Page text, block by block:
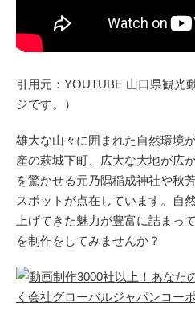
引用元：YOUTUBE 山口県観光
ジです。）
雄大な山々に囲まれた自然環境
産の萩城下町、広大な大地が広
を驚かせる元乃隅稲成神社や秋
スポットが点在しています。自
上げてきた魅力が豊富に詰まっ
を制作をしてみませんか？